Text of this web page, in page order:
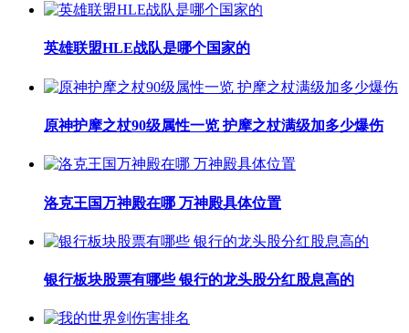
英雄联盟HLE战队是哪个国家的
原神护摩之杖90级属性一览 护摩之杖满级加多少爆伤
洛克王国万神殿在哪 万神殿具体位置
银行板块股票有哪些 银行的龙头股分红股息高的